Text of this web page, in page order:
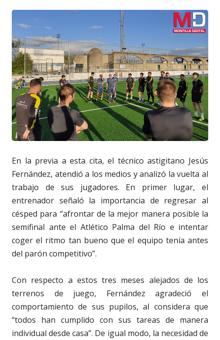
En la previa a esta cita, el técnico astigitano Jesús
Fernández, atendió a los medios y analizó la vuelta al
trabajo de sus jugadores. En primer lugar, el
entrenador señaló la importancia de regresar al
césped para “afrontar de la mejor manera posible la
semifinal ante el Atlético Palma del Río e intentar
coger el ritmo tan bueno que el equipo tenía antes
del parón competitivo”.
Con respecto a estos tres meses alejados de los
terrenos de juego, Fernández agradeció el
comportamiento de sus pupilos, al considera que
“todos han cumplido con sus tareas de manera
individual desde casa”. De igual modo, la necesidad de